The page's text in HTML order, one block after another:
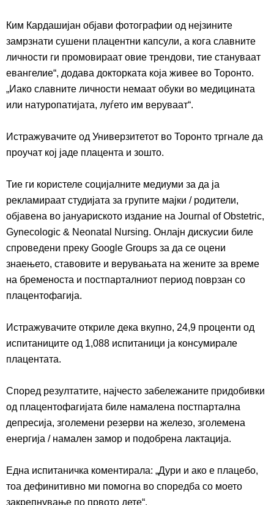
Ким Кардашијан објави фотографии од нејзините
замрзнати сушени плацентни капсули, а кога славните
личности ги промовираат овие трендови, тие стануваат
евангелие“, додава докторката која живее во Торонто.
„Иако славните личности немаат обуки во медицината
или натуропатијата, луѓето им веруваат“.
Истражувачите од Универзитетот во Торонто тргнале да
проучат кој јаде плацента и зошто.
Тие ги користеле социјалните медиуми за да ја
рекламираат студијата за групите мајки / родители,
објавена во јануариското издание на Journal of Obstetric,
Gynecologic & Neonatal Nursing. Онлајн дискусии биле
спроведени преку Google Groups за да се оцени
знаењето, ставовите и верувањата на жените за време
на бременоста и постпарталниот период поврзан со
плацентофагија.
Истражувачите откриле дека вкупно, 24,9 проценти од
испитаниците од 1,088 испитаници ја консумирале
плацентата.
Според резултатите, најчесто забележаните придобивки
од плацентофагијата биле намалена постпартална
депресија, зголемени резерви на железо, зголемена
енергија / намален замор и подобрена лактација.
Една испитаничка коментирала: „Дури и ако е плацебо,
тоа дефинитивно ми помогна во споредба со моето
закрепнување по првото дете“.